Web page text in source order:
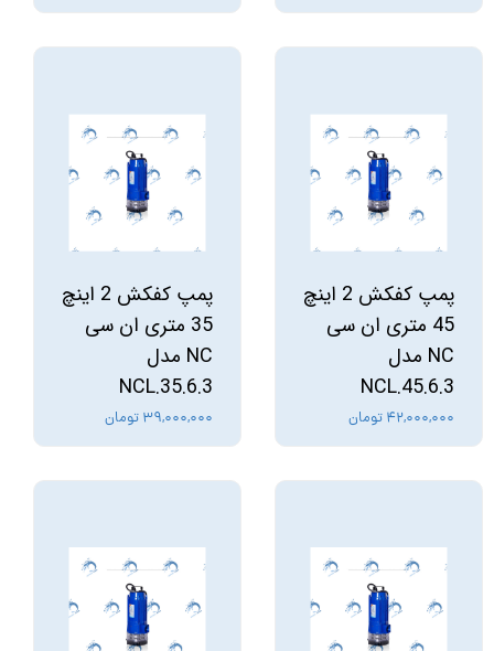
پمپ کفکش 2 اینچ
45 متری ان سی
NC مدل
NCL.45.6.3
۴۲,۰۰۰,۰۰۰ تومان
پمپ کفکش 2 اینچ
35 متری ان سی
NC مدل
NCL.35.6.3
۳۹,۰۰۰,۰۰۰ تومان